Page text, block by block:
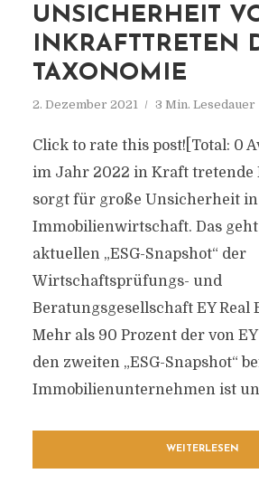
NSICHERHEIT
NKRAFTTRETEN
AXONOMIE
2. Dezember 2021 3 Min. Lesedauer
Click to rate this post![Total: 0
im Jahr 2022 in Kraft tretende
sorgt für große Unsicherheit
Immobilienwirtschaft. Das geht
aktuellen „ESG-Snapshot“ der
Wirtschaftsprüfungs- und
Beratungsgesellschaft EY Real
Mehr als 90 Prozent der von
den zweiten „ESG-Snapshot“
Immobilienunternehmen ist
WEITERLESEN